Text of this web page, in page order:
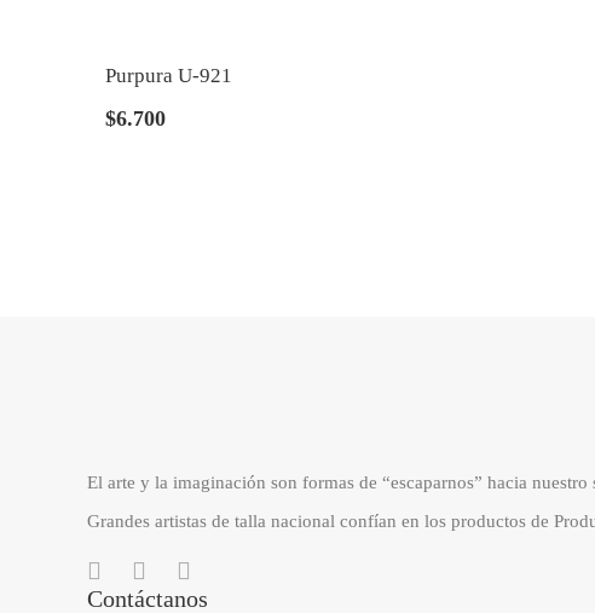
Purpura U-921
$6.700
El arte y la imaginación son formas de “escaparnos” hacia nuestro
Grandes artistas de talla nacional confían en los productos de
Contáctanos